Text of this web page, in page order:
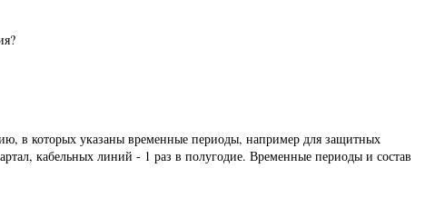
в которых указаны временные периоды, например для защитных
кабельных линий - 1 раз в полугодие. Временные периоды и состав